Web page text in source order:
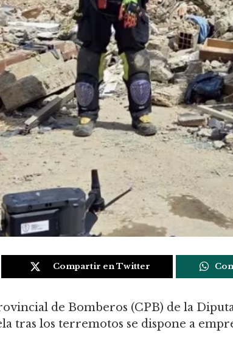
Compartir en Twitter
de Bomberos (CPB) de la
tras los terremotos se dispone a